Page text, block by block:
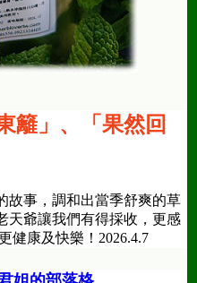
籬」、
「果然回
故事，調和出當季舒爽的草
天爺讓我們有得採收，更感
健康及快樂！2026.4.7